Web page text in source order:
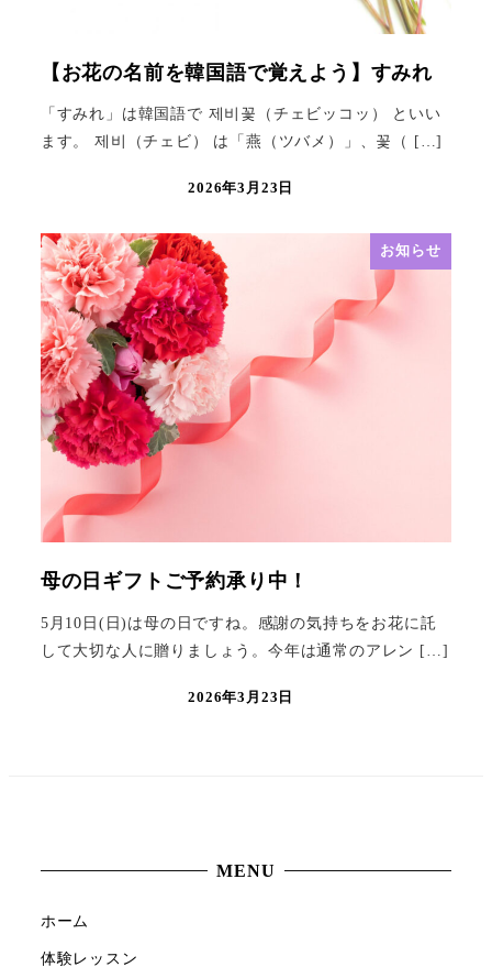
【お花の名前を韓国語で覚えよう】すみれ
「すみれ」は韓国語で 제비꽃（チェビッコッ） といい
ます。 제비（チェビ） は「燕（ツバメ）」、꽃（ […]
2026年3月23日
お知らせ
母の日ギフトご予約承り中！
5月10日(日)は母の日ですね。感謝の気持ちをお花に託
して大切な人に贈りましょう。今年は通常のアレン […]
2026年3月23日
MENU
ホーム
体験レッスン